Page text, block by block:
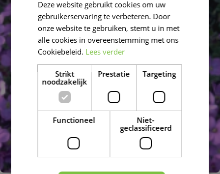
Deze website gebruikt cookies om uw
gebruikerservaring te verbeteren. Door
onze website te gebruiken, stemt u in met
alle cookies in overeenstemming met ons
Cookiebeleid. Lees verder
Strikt
noodzakelijk
Prestatie Targeting
Functioneel
Niet-
geclassificeerd